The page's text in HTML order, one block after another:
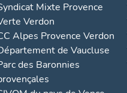
Mixte Provence
Verdon
Alpes Provence Verdon
de Vaucluse
des Baronnies